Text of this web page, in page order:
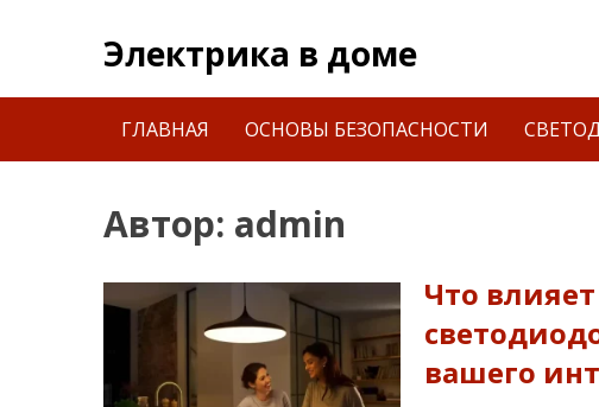
Электрика в доме
ГЛАВНАЯ ОСНОВЫ БЕЗОПАСНОСТИ
Автор: admin
Что
вашего